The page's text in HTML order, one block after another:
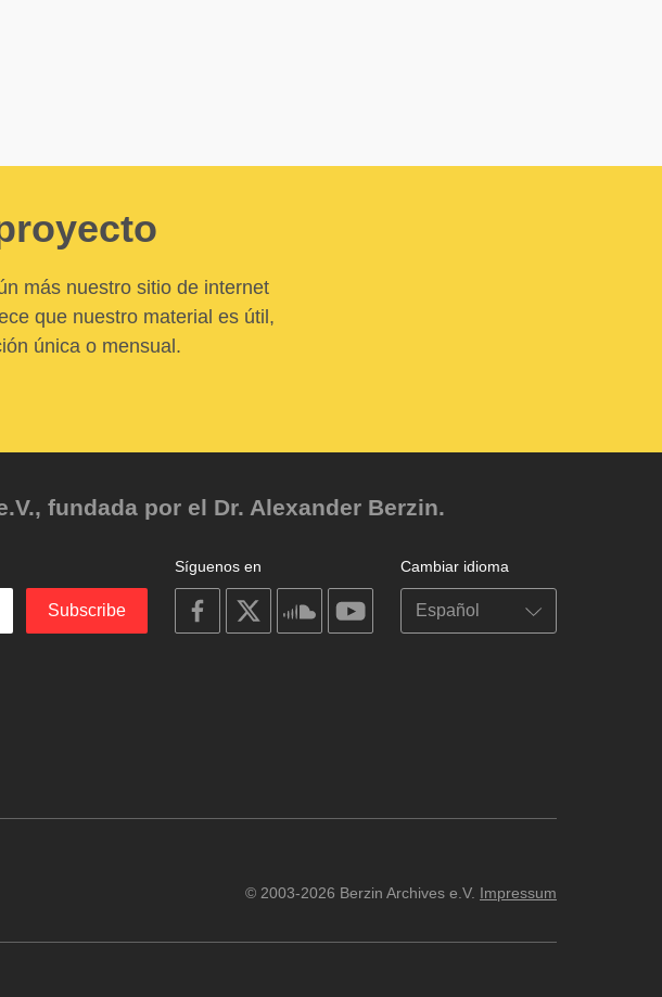
más nuestro sitio de internet
que nuestro material es útil,
única o mensual.
fundada por el Dr. Alexander Berzin.
Cambiar idioma
Síguenos en
on
facebook
on
on
soundcloudyoutube
Subscribe
© 2003-2026 Berzin Archives e.V. Impressum